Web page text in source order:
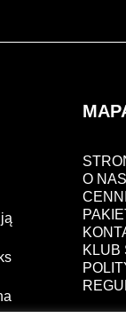
O
KLUB